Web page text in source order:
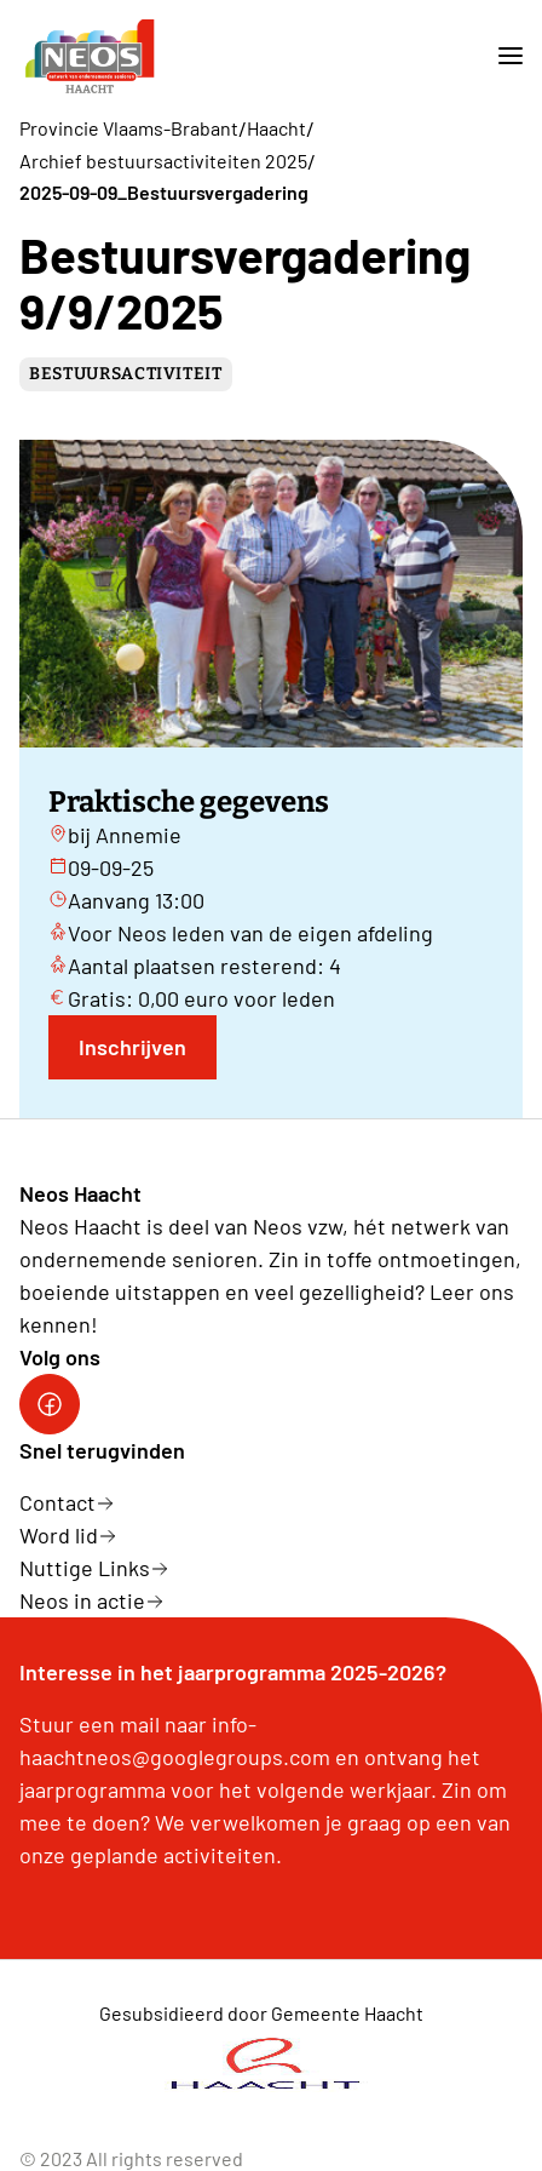
Provincie Vlaams-Brabant/Haacht/
Archief bestuursactiviteiten 2025/
2025-09-09_Bestuursvergadering
Bestuursvergadering
9/9/2025
BESTUURSACTIVITEIT
Praktische gegevens
bij Annemie
09-09-25
Aanvang 13:00
Voor Neos leden van de eigen afdeling
Aantal plaatsen resterend: 4
Gratis: 0,00 euro voor leden
Inschrijven
Neos Haacht
Neos Haacht is deel van Neos vzw, hét netwerk van
ondernemende senioren. Zin in toffe ontmoetingen,
boeiende uitstappen en veel gezelligheid? Leer ons
kennen!
Volg ons
Facebook pagina Haacht
Snel terugvinden
Contact
Word lid
Nuttige Links
Neos in actie
Interesse in het jaarprogramma 2025-2026?
Stuur een mail naar info-
haachtneos@googlegroups.com en ontvang het
jaarprogramma voor het volgende werkjaar. Zin om
mee te doen? We verwelkomen je graag op een van
onze geplande activiteiten.
Gesubsidieerd door Gemeente Haacht
© 2023 All rights reserved